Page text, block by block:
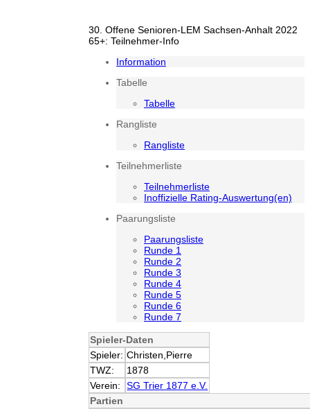
30. Offene Senioren-LEM Sachsen-Anhalt 2022
65+: Teilnehmer-Info
Information
Tabelle
Tabelle
Rangliste
Rangliste
Teilnehmerliste
Teilnehmerliste
Inoffizielle Rating-Auswertung(en)
Paarungsliste
Paarungsliste
Runde 1
Runde 2
Runde 3
Runde 4
Runde 5
Runde 6
Runde 7
Spieler-Daten
Spieler: Christen,Pierre
TWZ:
1878
Verein:
SG Trier 1877 e.V.
Partien